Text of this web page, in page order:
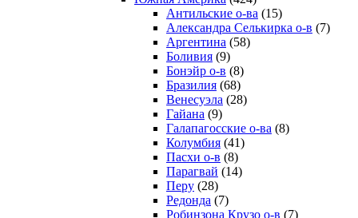
Антильские о-ва (15)
Александра Селькирка о-в (7)
Аргентина (58)
Боливия (9)
Бонэйр о-в (8)
Бразилия (68)
Венесуэла (28)
Гайана (9)
Галапагосские о-ва (8)
Колумбия (41)
Пасхи о-в (8)
Парагвай (14)
Перу (28)
Редонда (7)
Робинзона Крузо о-в (7)